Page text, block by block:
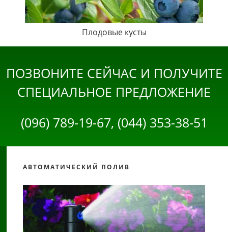
Плодовые кусты
ПОЗВОНИТЕ СЕЙЧАС И ПОЛУЧИТЕ
СПЕЦИАЛЬНОЕ ПРЕДЛОЖЕНИЕ
(096) 789-19-67, (044) 353-38-51
АВТОМАТИЧЕСКИЙ ПОЛИВ